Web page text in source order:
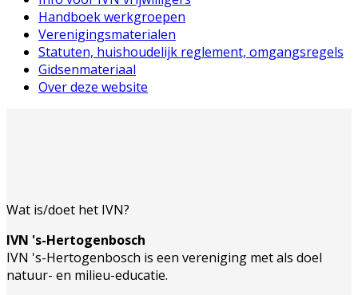
Handboek werkgroepen
Verenigingsmaterialen
Statuten, huishoudelijk reglement, omgangsregels
Gidsenmateriaal
Over deze website
Wat is/doet het IVN?
IVN 's-Hertogenbosch
IVN 's-Hertogenbosch is een vereniging met als doel
natuur- en milieu-educatie.